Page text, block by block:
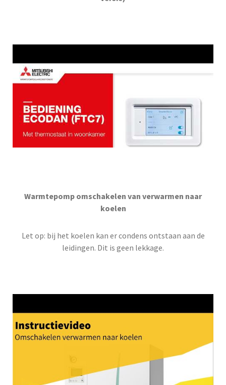
Warmtepomp omschakelen van verwarmen naar
koelen
Let op: bij het koelen kan er condens ontstaan aan de
leidingen. Dit is geen lekkage.